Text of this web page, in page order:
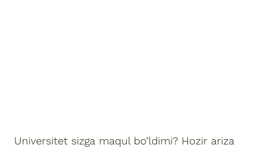
Universitet sizga maqul bo‘ldimi? Hozir ariza